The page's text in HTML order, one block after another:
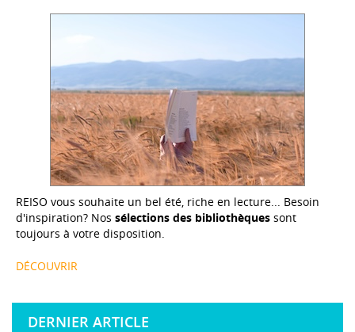
REISO vous souhaite un bel été, riche en lecture... Besoin
d'inspiration? Nos sélections des bibliothèques sont
toujours à votre disposition.
DÉCOUVRIR
DERNIER ARTICLE